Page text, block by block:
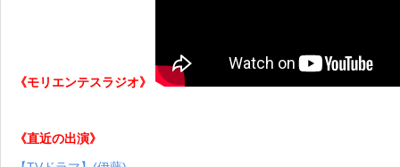
《モリエンテスラジオ》
《直近の出演》